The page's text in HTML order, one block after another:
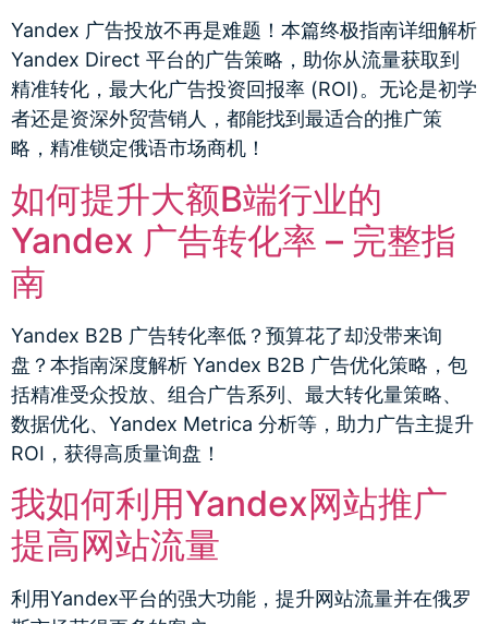
Yandex 广告投放不再是难题！本篇终极指南详细解析
Yandex Direct 平台的广告策略，助你从流量获取到
精准转化，最大化广告投资回报率 (ROI)。无论是初学
者还是资深外贸营销人，都能找到最适合的推广策
略，精准锁定俄语市场商机！
如何提升大额B端行业的
Yandex 广告转化率 – 完整指
南
Yandex B2B 广告转化率低？预算花了却没带来询
盘？本指南深度解析 Yandex B2B 广告优化策略，包
括精准受众投放、组合广告系列、最大转化量策略、
数据优化、Yandex Metrica 分析等，助力广告主提升
ROI，获得高质量询盘！
我如何利用Yandex网站推广
提高网站流量
利用Yandex平台的强大功能，提升网站流量并在俄罗